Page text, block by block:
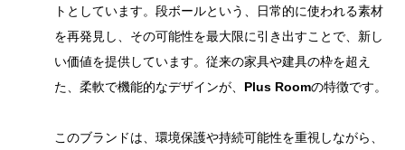
トとしています。段ボールという、日常的に使われる素材
を再発見し、その可能性を最大限に引き出すことで、新し
い価値を提供しています。従来の家具や建具の枠を超え
た、柔軟で機能的なデザインが、 Plus Roomの特徴です。
このブランドは、環境保護や持続可能性を重視しながら、